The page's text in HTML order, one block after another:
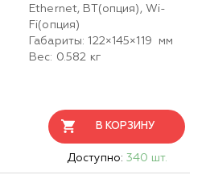
Ethernet, BT(опция), Wi-
Fi(опция)
Габариты: 122×145×119 мм
Вес: 0.582 кг
В КОРЗИНУ
Доступно: 340 шт.